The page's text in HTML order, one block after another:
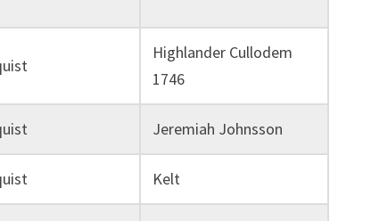
Highlander Cullodem
1746
Jeremiah Johnsson
Kelt